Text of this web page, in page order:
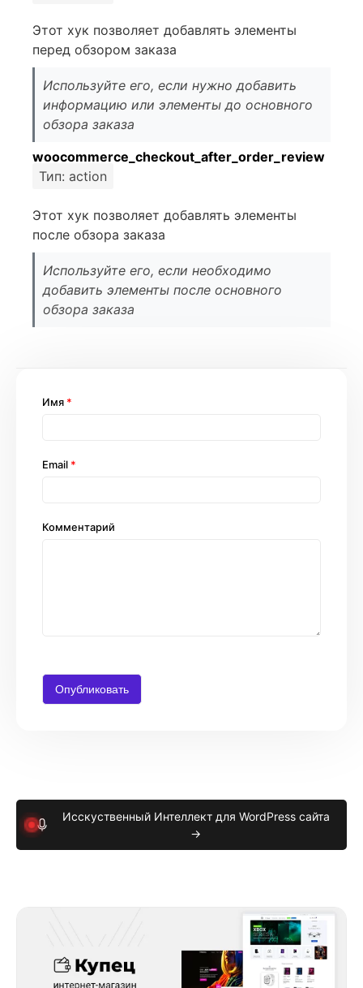
Этот хук позволяет добавлять элементы
перед обзором заказа
Используйте его, если нужно добавить
информацию или элементы до основного
обзора заказа
woocommerce_checkout_after_order_review
Тип: action
Этот хук позволяет добавлять элементы
после обзора заказа
Используйте его, если необходимо
добавить элементы после основного
обзора заказа
Комментарий
Имя *
Email *
Исскуственный Интеллект для WordPress сайта
→